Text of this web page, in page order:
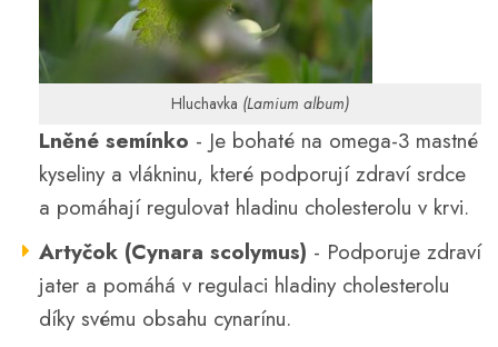
Hluchavka (Lamium album)
Lněné semínko - Je bohaté na omega-3 mastné
kyseliny a vlákninu, které podporují zdraví srdce
a pomáhají regulovat hladinu cholesterolu v krvi.
Artyčok (Cynara scolymus) - Podporuje zdraví
jater a pomáhá v regulaci hladiny cholesterolu
díky svému obsahu cynarínu.